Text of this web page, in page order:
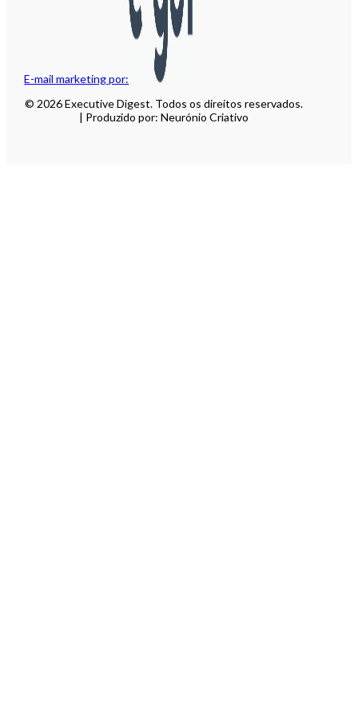
E-mail marketing por:
© 2026 Executive Digest. Todos os direitos reservados.
| Produzido por: Neurónio Criativo